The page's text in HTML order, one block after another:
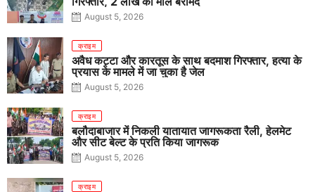
August 5, 2026
क्राइम
अवैध कट्टा और कारतूस के साथ बदमाश गिरफ्तार, हत्या के
प्रयास के मामले में जा चुका है जेल
August 5, 2026
क्राइम
बलौदाबाजार में निकली यातायात जागरूकता रैली, हेलमेट
और सीट बेल्ट के प्रति किया जागरूक
August 5, 2026
क्राइम